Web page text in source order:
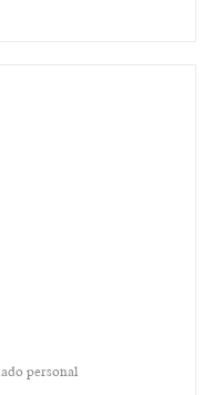
personal